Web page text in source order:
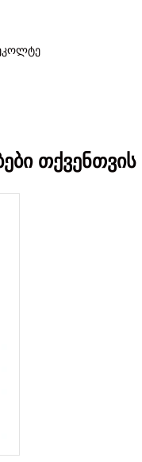
თქვენთვის